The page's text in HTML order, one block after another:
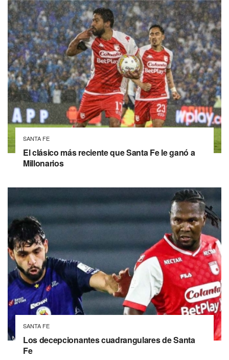
SANTA FE
El clásico más reciente que Santa Fe le ganó a
Millonarios
SANTA FE
Los decepcionantes cuadrangulares de Santa
Fe